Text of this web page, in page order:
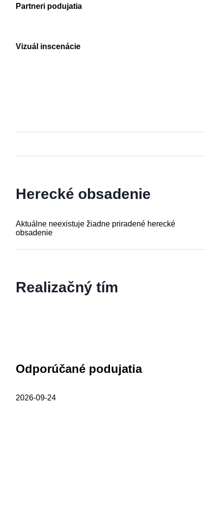
Partneri podujatia
Vizuál inscenácie
Herecké obsadenie
Aktuálne neexistuje žiadne priradené herecké
obsadenie
Realizačný tím
Odporúčané podujatia
2026-09-24